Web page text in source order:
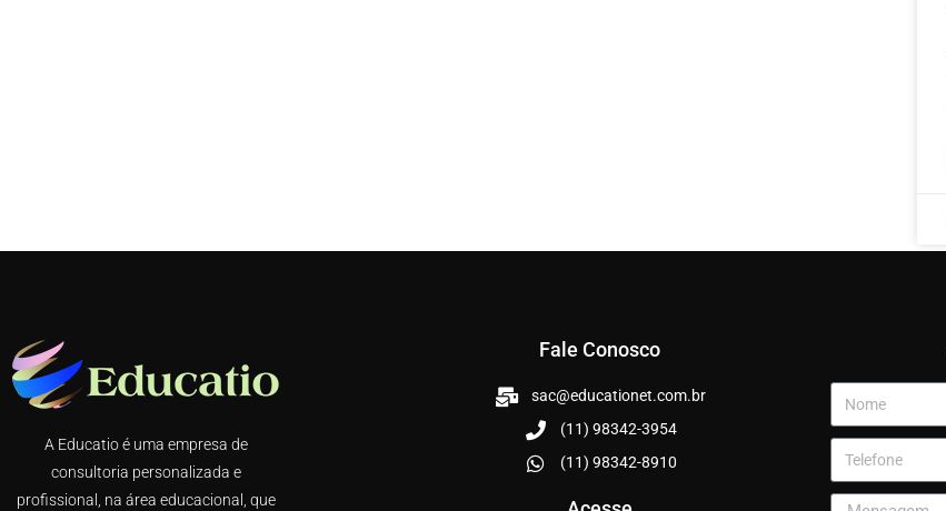
A Educatio é uma empresa de
consultoria personalizada e
profissional, na área educacional, que
Fale Conosco
sac@educationet.com.br
(11) 98342-3954
(11) 98342-8910